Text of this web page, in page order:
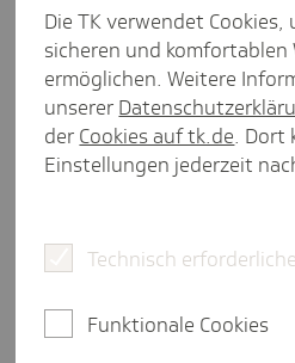
vermit­telt
Inter­view aus Bremen
Katy Gillner vom
MedienUniversum
Presse und Politik
Die TK verwendet Cookies,
sicheren und komfortablen
ermöglichen. Weitere
unserer
der Cookies auf tk.de. Dort
Einstellungen jederzeit
Technisch
Funktionale Cookies